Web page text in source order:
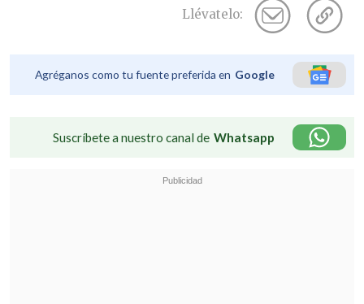
Llévatelo:
Agréganos como tu fuente preferida en Google
Suscríbete a nuestro canal de Whatsapp